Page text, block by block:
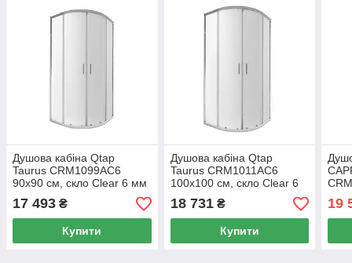
Душова кабіна Qtap
Taurus CRM1099AC6
90х90 см, скло Clear 6 мм
покриття CalcLess, без
піддона
17 493 ₴
Купити
Душова кабіна Qtap
Taurus CRM1011AC6
100х100 см, скло Clear 6
мм покриття CalcLess, без
піддона
18 731₴
Купити
без
19